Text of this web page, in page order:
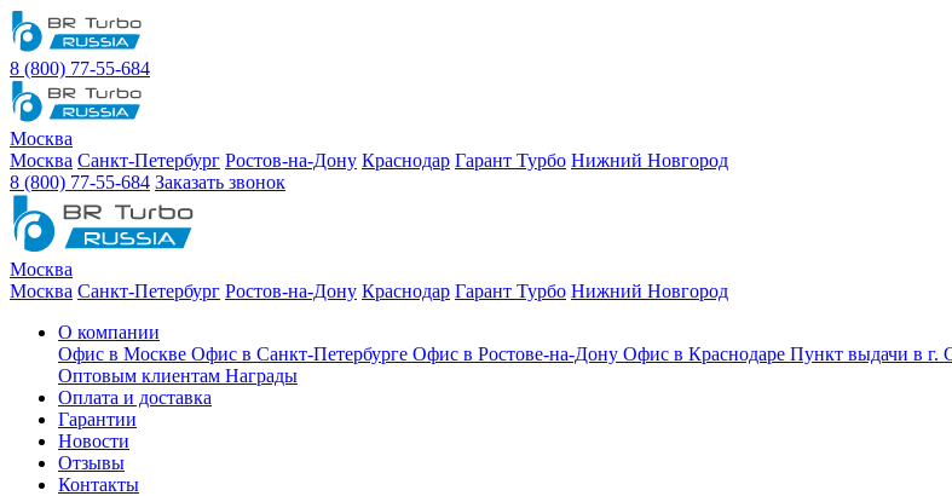
8 (800) 77-55-684
Москва
Москва Санкт-Петербург Ростов-на-Дону Краснодар Гарант Турбо Нижний Новгород
8 (800) 77-55-684 Заказать звонок
Москва
Москва Санкт-Петербург Ростов-на-Дону Краснодар Гарант Турбо Нижний Новгород
О компании
Офис в Москве Офис в Санкт-Петербурге Офис в Ростове-на-Дону Офис в Краснодаре Пункт выдачи в г.
Оптовым клиентам Награды
Оплата и доставка
Гарантии
Новости
Отзывы
Контакты